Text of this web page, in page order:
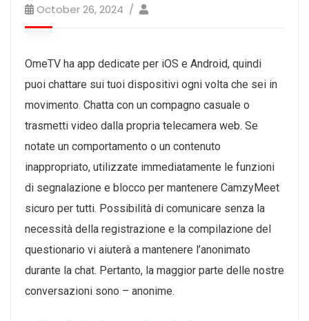
October 26, 2024
OmeTV ha app dedicate per iOS e Android, quindi
puoi chattare sui tuoi dispositivi ogni volta che sei in
movimento. Chatta con un compagno casuale o
trasmetti video dalla propria telecamera web. Se
notate un comportamento o un contenuto
inappropriato, utilizzate immediatamente le funzioni
di segnalazione e blocco per mantenere CamzyMeet
sicuro per tutti. Possibilità di comunicare senza la
necessità della registrazione e la compilazione del
questionario vi aiuterà a mantenere l’anonimato
durante la chat. Pertanto, la maggior parte delle nostre
conversazioni sono – anonime.